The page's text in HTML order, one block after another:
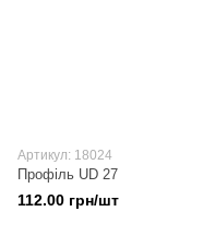
Артикул: 18024
Профіль UD 27
112.00 грн/шт